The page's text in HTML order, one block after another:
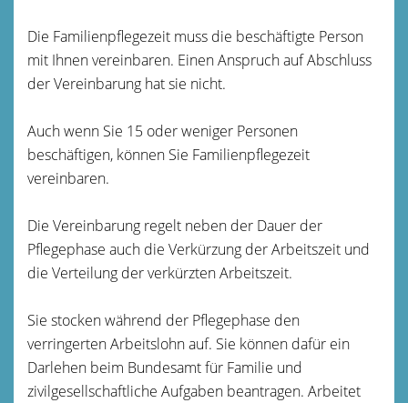
Die Familienpflegezeit muss die beschäftigte Person
mit Ihnen vereinbaren. Einen Anspruch auf Abschluss
der Vereinbarung hat sie nicht.
Auch wenn Sie 15 oder weniger Personen
beschäftigen, können Sie Familienpflegezeit
vereinbaren.
Die Vereinbarung regelt neben der Dauer der
Pflegephase auch die Verkürzung der Arbeitszeit und
die Verteilung der verkürzten Arbeitszeit.
Sie stocken während der Pflegephase den
verringerten Arbeitslohn auf. Sie können dafür ein
Darlehen beim Bundesamt für Familie und
zivilgesellschaftliche Aufgaben beantragen. Arbeitet